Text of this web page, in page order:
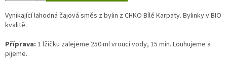
Vynikající lahodná čajová směs z bylin z CHKO Bílé Karpaty. Bylinky v BIO
kvalitě.
Příprava: 1 lžičku zalejeme 250 ml vroucí vody, 15 min. Louhujeme a
pijeme.